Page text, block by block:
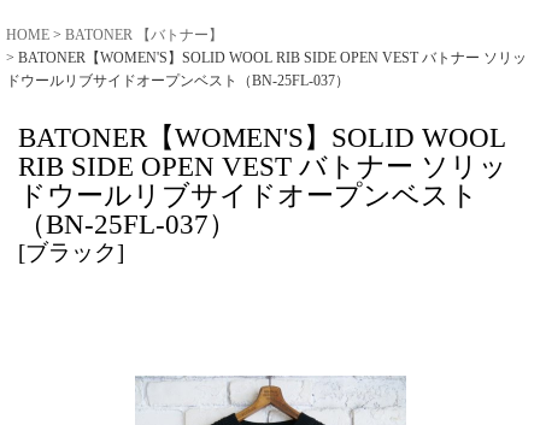
HOME > BATONER 【バトナー】
> BATONER【WOMEN'S】SOLID WOOL RIB SIDE OPEN VEST バトナー ソリッ
ドウールリブサイドオープンベスト（BN-25FL-037）
BATONER【WOMEN'S】SOLID WOOL
RIB SIDE OPEN VEST バトナー ソリッ
ドウールリブサイドオープンベスト
（BN-25FL-037）
[ブラック]